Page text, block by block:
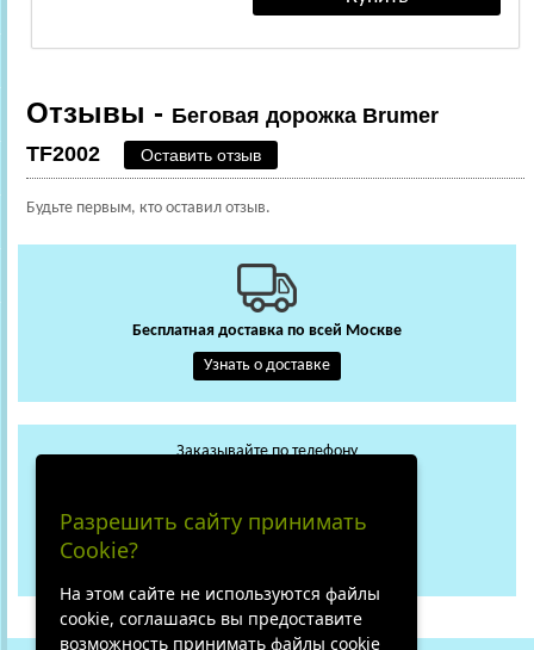
Отзывы - Беговая дорожка Brumer
TF2002
Оставить отзыв
Будьте первым, кто оставил отзыв.
Бесплатная доставка по всей Москве
Узнать о доставке
Заказывайте по телефону
+7 (919) 018-29-56
Разрешить сайту принимать
Cookie?
На этом сайте не используются файлы
cookie, соглашаясь вы предоставите
возможность принимать файлы cookie